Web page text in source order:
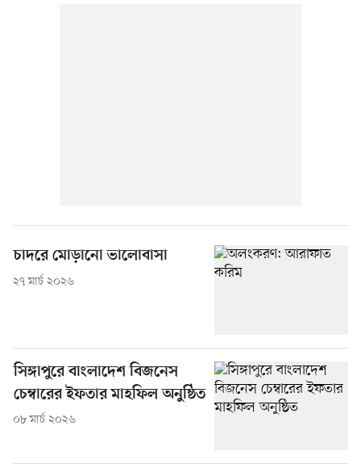
চাদরে মোড়ানো ভালোবাসা
২৭ মার্চ ২০২৬
সিঙ্গাপুরে বাংলাদেশ বিজনেস
চেম্বারের ইফতার মাহফিল অনুষ্ঠিত
০৮ মার্চ ২০২৬